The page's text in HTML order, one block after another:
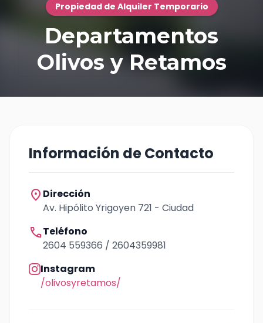
Propiedad de Alquiler Temporario
Departamentos
Olivos y Retamos
Información de Contacto
location_on Dirección
Av. Hipólito Yrigoyen 721 - Ciudad
callTeléfono
2604 559366 / 2604359981
Instagram
/olivosyretamos/